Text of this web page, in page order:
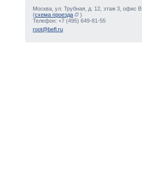
Москва, ул. Трубная, д. 12, этаж 3, офис В
(схема проезда
)
Телефон: +7 (495) 649-81-55
root@befl.ru